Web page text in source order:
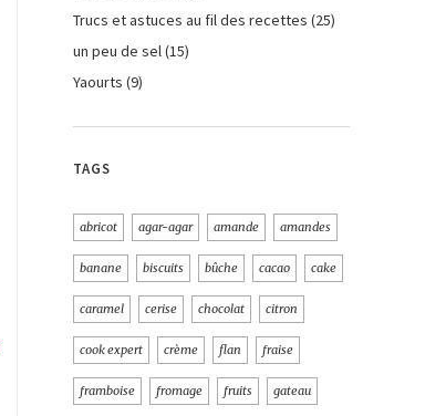
Trucs et astuces au fil des recettes (25)
un peu de sel(15)
Yaourts (9)
TAGS
abricot agar-agar amande amandes
banane biscuits bûche cacao cake
caramel cerise chocolat citron
cook expert crème flan fraise
framboise fromage fruits gateau